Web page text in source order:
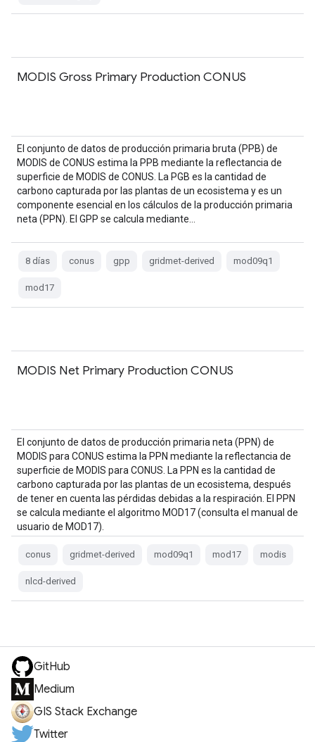
MODIS Gross Primary Production CONUS
El conjunto de datos de producción primaria bruta (PPB) de
MODIS de CONUS estima la PPB mediante la reflectancia de
superficie de MODIS de CONUS. La PGB es la cantidad de
carbono capturada por las plantas de un ecosistema y es un
componente esencial en los cálculos de la producción primaria
neta (PPN). El GPP se calcula mediante…
8 días conus gpp gridmet-derived mod09q1
mod17
MODIS Net Primary Production CONUS
El conjunto de datos de producción primaria neta (PPN) de
MODIS para CONUS estima la PPN mediante la reflectancia de
superficie de MODIS para CONUS. La PPN es la cantidad de
carbono capturada por las plantas de un ecosistema, después
de tener en cuenta las pérdidas debidas a la respiración. El PPN
se calcula mediante el algoritmo MOD17 (consulta el manual de
usuario de MOD17).
conus gridmet-derived mod09q1 mod17 modis
nlcd-derived
GitHub
Medium
GIS Stack Exchange
Twitter